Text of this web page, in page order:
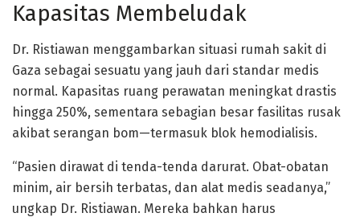
Kapasitas Membeludak
Dr. Ristiawan menggambarkan situasi rumah sakit di
Gaza sebagai sesuatu yang jauh dari standar medis
normal. Kapasitas ruang perawatan meningkat drastis
hingga 250%, sementara sebagian besar fasilitas rusak
akibat serangan bom—termasuk blok hemodialisis.
“Pasien dirawat di tenda-tenda darurat. Obat-obatan
minim, air bersih terbatas, dan alat medis seadanya,”
ungkap Dr. Ristiawan. Mereka bahkan harus